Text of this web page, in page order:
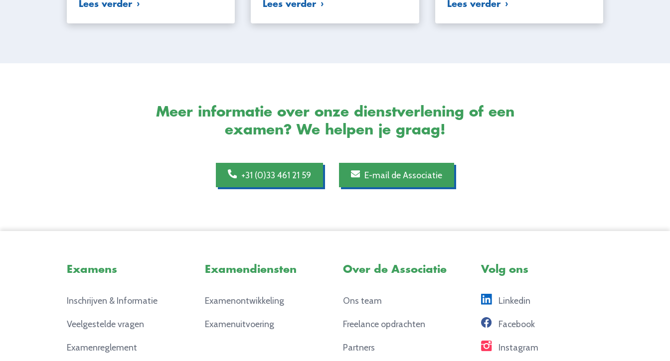
Lees verder Lees verder Lees verder
Meer informatie over onze dienstverlening of een
examen? We helpen je graag!
+31 (0)33 461 21 59 E-mail de Associatie
Examens
Inschrijven & Informatie
Veelgestelde vragen
Examenreglement
Examendiensten
Examenontwikkeling
Examenuitvoering
Over de Associatie
Ons team
Freelance opdrachten
Partners
Volg ons
Linkedin
Facebook
Instagram